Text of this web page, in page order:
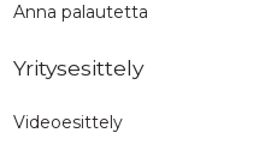
Anna palautetta
Yritysesittely
Videoesittely